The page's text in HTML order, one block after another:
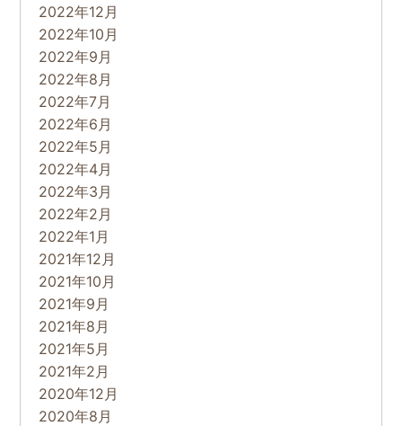
2022年12月
2022年10月
2022年9月
2022年8月
2022年7月
2022年6月
2022年5月
2022年4月
2022年3月
2022年2月
2022年1月
2021年12月
2021年10月
2021年9月
2021年8月
2021年5月
2021年2月
2020年12月
2020年8月